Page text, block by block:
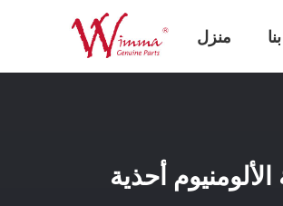
منزل
الألومنيوم أحذية